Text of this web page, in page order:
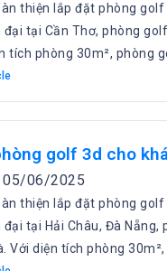
thiện lắp đặt phòng
đại tại Cần Thơ, phòng
tích phòng 30m², phòng
golf 3d cho
05/06/2025
thiện lắp đặt phòng
đại tại Hải Châu, Đà
Với diện tích phòng